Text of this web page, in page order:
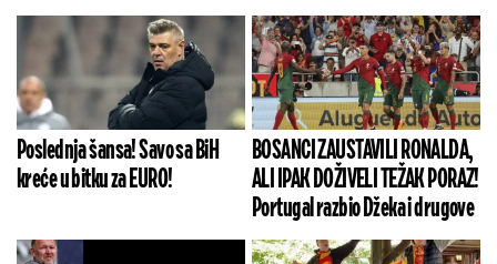
Poslednja šansa! Savo sa BiH
kreće u bitku za EURO!
BOSANCI ZAUSTAVILI RONALDA,
ALI IPAK DOŽIVELI TEŽAK PORAZ!
Portugal razbio Džeka i drugove